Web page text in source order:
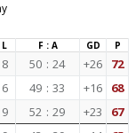
L F : A GD P
8 50 : 24 +26 72
6 49 : 33 +16 68
9 52 : 29 +23 67